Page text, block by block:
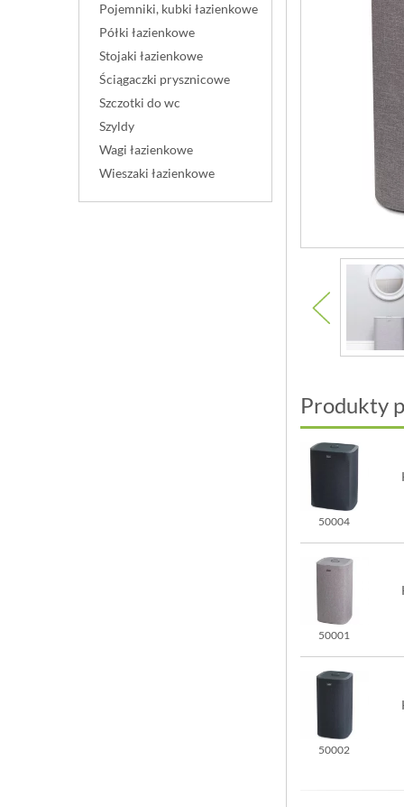
Pojemniki, kubki łazienkowe
Półki łazienkowe
Stojaki łazienkowe
Ściągaczki prysznicowe
Szczotki do wc
Szyldy
Wagi łazienkowe
Wieszaki łazienkowe
Produkty
50004
50001
50002